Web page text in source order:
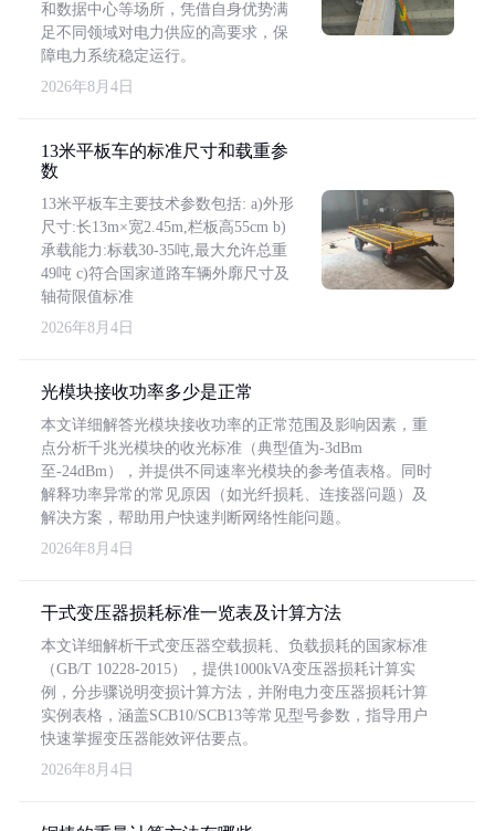
和数据中心等场所，凭借自身优势满
足不同领域对电力供应的高要求，保
障电力系统稳定运行。
2026年8月4日
13米平板车的标准尺寸和载重参
数
13米平板车主要技术参数包括: a)外形
尺寸:长13m×宽2.45m,栏板高55cm b)
承载能力:标载30-35吨,最大允许总重
49吨 c)符合国家道路车辆外廓尺寸及
轴荷限值标准
2026年8月4日
光模块接收功率多少是正常
本文详细解答光模块接收功率的正常范围及影响因素，重
点分析千兆光模块的收光标准（典型值为-3dBm
至-24dBm），并提供不同速率光模块的参考值表格。同时
解释功率异常的常见原因（如光纤损耗、连接器问题）及
解决方案，帮助用户快速判断网络性能问题。
2026年8月4日
干式变压器损耗标准一览表及计算方法
本文详细解析干式变压器空载损耗、负载损耗的国家标准
（GB/T 10228-2015），提供1000kVA变压器损耗计算实
例，分步骤说明变损计算方法，并附电力变压器损耗计算
实例表格，涵盖SCB10/SCB13等常见型号参数，指导用户
快速掌握变压器能效评估要点。
2026年8月4日